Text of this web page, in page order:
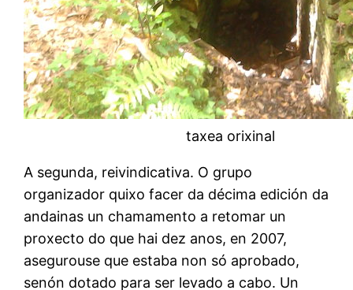
taxea orixinal
A segunda, reivindicativa. O grupo
organizador quixo facer da décima edición da
andainas un chamamento a retomar un
proxecto do que hai dez anos, en 2007,
asegurouse que estaba non só aprobado,
senón dotado para ser levado a cabo. Un